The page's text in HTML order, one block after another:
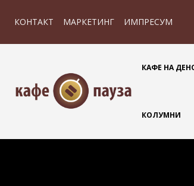
КОНТАКТ МАРКЕТИНГ ИМПРЕСУМ
КАФЕ НА
КОЛУМНИ